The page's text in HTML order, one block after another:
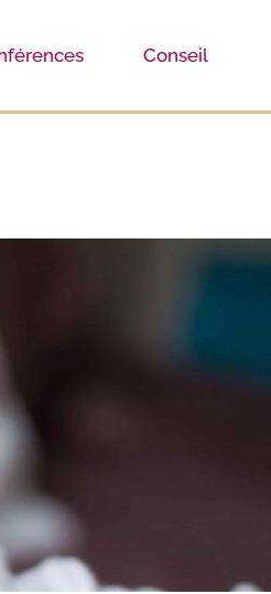
Conseil